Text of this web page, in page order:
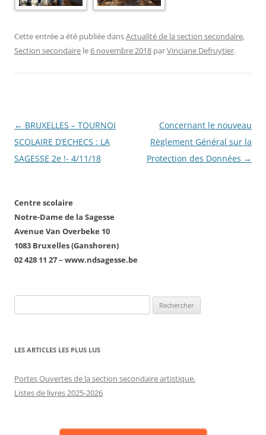
Cette entrée a été publiée dansActualité de la section secondaire,
Section secondaire le6 novembre 2018 parVinciane Defruytier.
Navigation
des
articles
← BRUXELLES – TOURNOI
SCOLAIRE D’ECHECS : LA
SAGESSE 2e !- 4/11/18
Concernant le nouveau
Règlement Général sur la
Protection des Données →
Centre scolaire
Notre-Dame de la Sagesse
Avenue Van Overbeke 10
1083 Bruxelles (Ganshoren)
02 428 11 27 – www.ndsagesse.be
LES ARTICLES LES PLUS LUS
Portes Ouvertes de la section secondaire artistique.
Listes de livres 2025-2026